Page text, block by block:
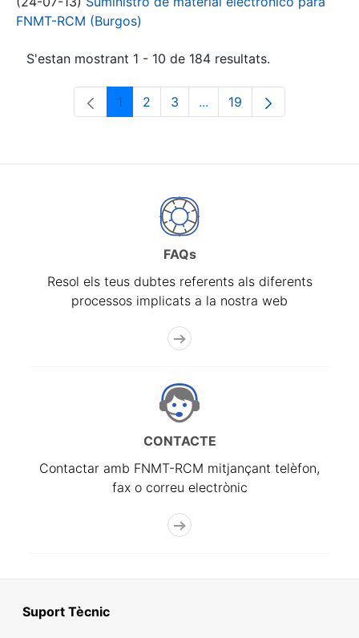
FNMT-RCM (Burgos)
S'estan mostrant 1 - 10 de 184 resultats.
Pàgina
1 Pàgina
2 Pàgina
3 ...Pàgines intermèdies
Pàgina
19
FAQs
Resol els teus dubtes referents als diferents
processos implicats a la nostra web
CONTACTE
Contactar amb FNMT-RCM mitjançant telèfon,
fax o correu electrònic
Suport Tècnic